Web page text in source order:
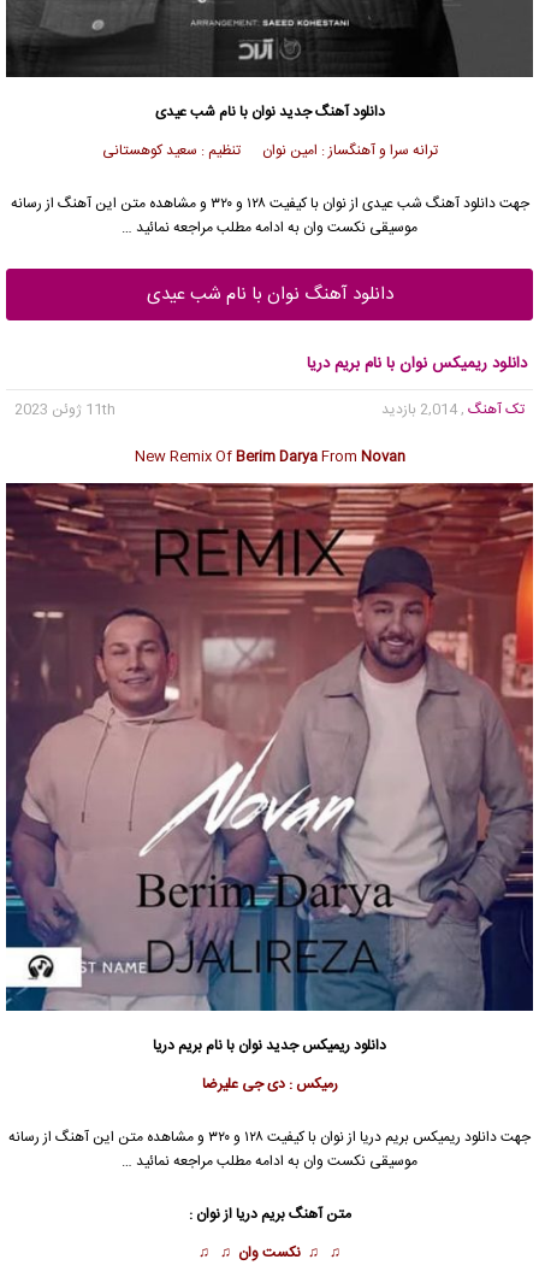
دانلود آهنگ جدیدنوان با نام شب عیدی
ترانه سرا و آهنگساز : امین نوان تنظیم : سعید کوهستانی
جهت دانلود آهنگ شب عیدی از نوان با کیفیت ۱۲۸ و ۳۲۰ و مشاهده متن این آهنگ از رسانه
موسیقی نکست وان به ادامه مطلب مراجعه نمائید …
دانلود آهنگ نوان با نام شب عیدی
دانلود ریمیکس نوان با نام بریم دریا
تک آهنگ , 2,014 بازدید
11th ژوئن 2023
New Remix OfBerim DaryaFrom Novan
دانلود ریمیکس جدیدنوان با نام بریم دریا
رمیکس : دی جی علیرضا
جهت دانلود ریمیکس بریم دریا از نوان با کیفیت ۱۲۸ و ۳۲۰ و مشاهده متن این آهنگ از رسانه
موسیقی نکست وان به ادامه مطلب مراجعه نمائید …
متن آهنگ بریم دریا از نوان :
♫ ♫ نکست وان ♫ ♫